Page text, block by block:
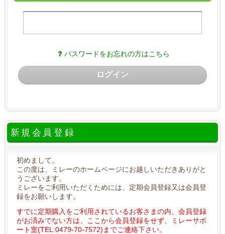
パスワードをお忘れの方はこちら
ログイン
新規会員登録
初めまして。
この度は、ミレーのホームページにお越しいただきありがと
うございます。
ミレーをご利用いただくためには、定期会員登録又は会員登
録をお願いします。
すでに定期購入をご利用されているお客さまの内、会員登録
がお済みでない方は、ここから会員登録をせず、ミレーサポ
ート室(TEL:0479-70-7572)までご連絡下さい。